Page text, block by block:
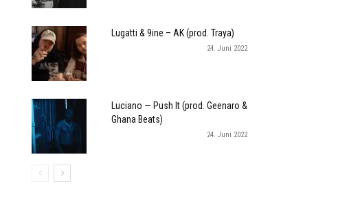
Lugatti & 9ine – AK (prod. Traya)
24. Juni 2022
Luciano — Push It (prod. Geenaro &
Ghana Beats)
24. Juni 2022